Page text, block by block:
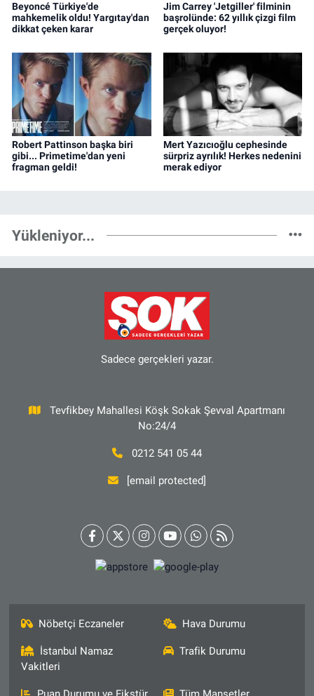
Beyoncé Türkiye'de
mahkemelik oldu! Yargıtay'dan
dikkat çeken karar
Jim Carrey 'Jetgiller' filminin
başrolünde: 62 yıllık çizgi film
gerçek oluyor!
Robert Pattinson başka biri
gibi... Primetime'dan yeni
fragman geldi!
Mert Yazıcıoğlu cephesinde
sürpriz ayrılık! Herkes nedenini
merak ediyor
Yükleniyor...
Sadece gerçekleri yazar.
Tevfikbey Mahallesi Köşk Sokak Şevval Apartmanı
No:24/4
0212 541 05 44
[email protected]
Nöbetçi Eczaneler Hava Durumu
İstanbul Namaz
Vakitleri
Trafik Durumu